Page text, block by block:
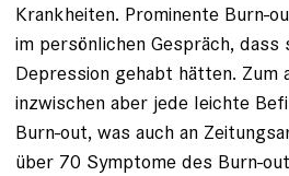
Krankheiten. Prominente Burn-
im persönlichen Gespräch, dass
Depression gehabt hätten. Zum
inzwischen aber jede leichte
Burn-out, was auch an
über 70 Symptome des Burn-